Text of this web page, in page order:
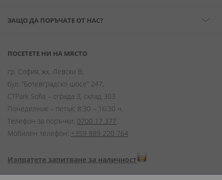
ЗАЩО ДА ПОРЪЧАТЕ ОТ НАС?
ПОСЕТЕТЕ НИ НА МЯСТО
гр. София, жк. Левски В,
бул. “Ботевградско шосе” 247,
CTPark Sofia – сграда 3, склад 303
Понеделник – петък: 8:30 – 16:30 ч.
Телефон за поръчки: 0700 17 377
Мобилен телефон: +359 889 220 764
Изпратете запитване за наличност